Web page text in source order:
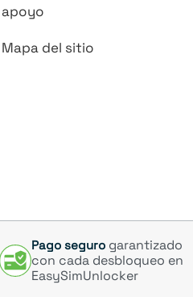
apoyo
Mapa del sitio
Pago seguro garantizado
con cada desbloqueo en
EasySimUnlocker